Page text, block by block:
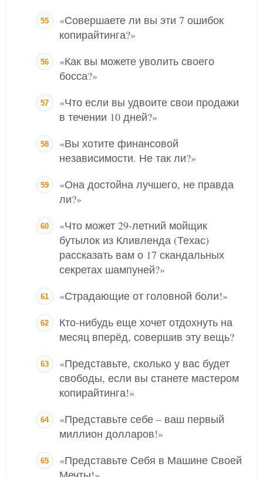
«Совершаете ли вы эти 7 ошибок
копирайтинга?»
«Как вы можете уволить своего
босса?»
«Что если вы удвоите свои продажи
в течении 10 дней?»
«Вы хотите финансовой
независимости. Не так ли?»
«Она достойна лучшего, не правда
ли?»
«Что может 29-летний мойщик
бутылок из Кливленда (Техас)
рассказать вам о 17 скандальных
секретах шампуней?»
«Страдающие от головной боли!»
Кто-нибудь еще хочет отдохнуть на
месяц вперёд, совершив эту вещь?
«Представьте, сколько у вас будет
свободы, если вы станете мастером
копирайтинга!»
«Представьте себе – ваш первый
миллион долларов!»
«Представьте Себя в Машине Своей